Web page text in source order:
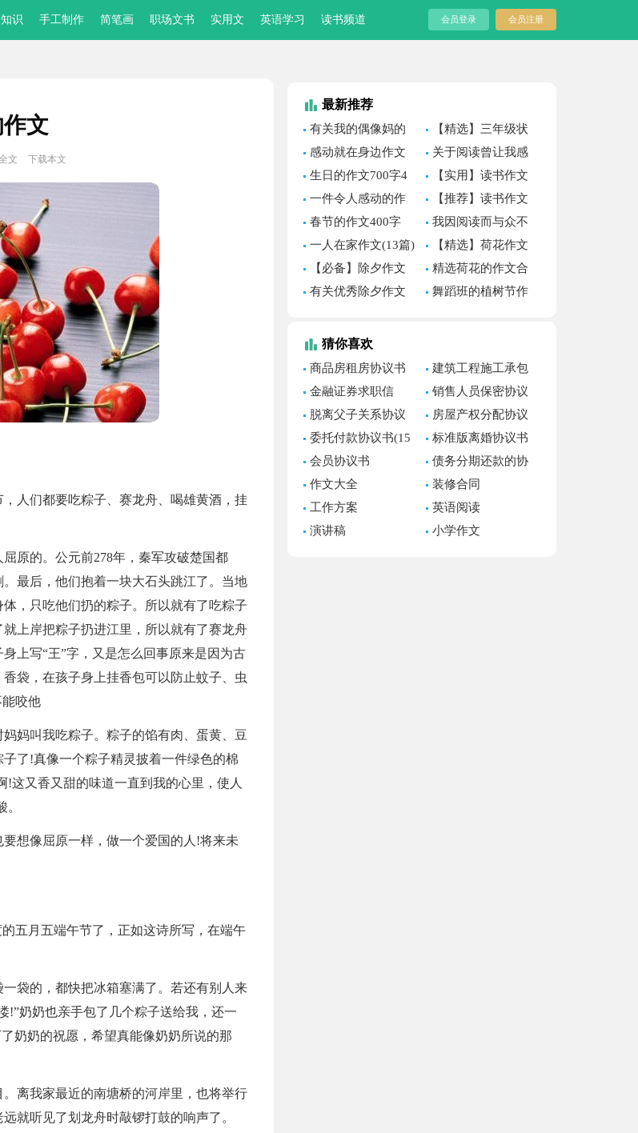
识 手工制作 简笔画 职场文书 实用文 英语学习 读书频道 会员登录 会员注册
文
文 下载本文
人们都要吃粽子、赛龙舟、喝雄黄酒，挂
原的。公元前278年，秦军攻破楚国都
最后，他们抱着一块大石头跳江了。当地
，只吃他们扔的粽子。所以就有了吃粽子
上岸把粽子扔进江里，所以就有了赛龙舟
上写“王”字，又是怎么回事原来是因为古
袋，在孩子身上挂香包可以防止蚊子、虫
咬他
妈叫我吃粽子。粽子的馅有肉、蛋黄、豆
了!真像一个粽子精灵披着一件绿色的棉
这又香又甜的味道一直到我的心里，使人
想像屈原一样，做一个爱国的人!将来未
五月五端午节了，正如这诗所写，在端午
袋的，都快把冰箱塞满了。若还有别人来
!”奶奶也亲手包了几个粽子送给我，还一
奶奶的祝愿，希望真能像奶奶所说的那
离我家最近的南塘桥的河岸里，也将举行
就听见了划龙舟时敲锣打鼓的响声了。
最新推荐
有关我的偶像妈的
作文600字八篇
【精选】三年级状
物作文300字三篇
感动就在身边作文
(汇编15篇)
关于阅读曾让我感
动作文600字集锦8篇
生日的作文700字4
篇
【实用】读书作文
合集7篇
一件令人感动的作
文
【推荐】读书作文
合集五篇
春节的作文400字
（通用30篇）
我因阅读而与众不
同作文
一人在家作文(13篇)
【精选】荷花作文
锦集9篇
【必备】除夕作文
400字三篇
精选荷花的作文合
集八篇
有关优秀除夕作文
舞蹈班的植树节作
猜你喜欢
商品房租房协议书
11篇
建筑工程施工承包
合同(15篇)
金融证券求职信
销售人员保密协议
书
脱离父子关系协议
书(7篇)
房屋产权分配协议
书(集合7篇)
委托付款协议书(15
篇)
标准版离婚协议书
(15篇)
会员协议书
债务分期还款的协
议书
作文大全
装修合同
工作方案
英语阅读
演讲稿
小学作文